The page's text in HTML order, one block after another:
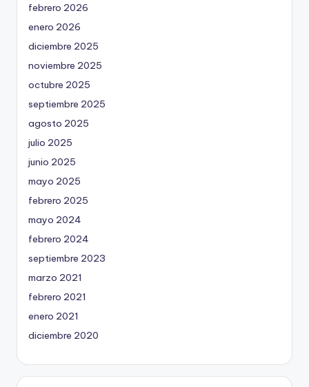
febrero 2026
enero 2026
diciembre 2025
noviembre 2025
octubre 2025
septiembre 2025
agosto 2025
julio 2025
junio 2025
mayo 2025
febrero 2025
mayo 2024
febrero 2024
septiembre 2023
marzo 2021
febrero 2021
enero 2021
diciembre 2020